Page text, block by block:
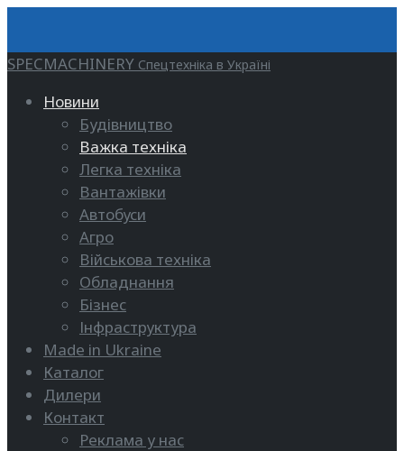
SPECMACHINERY Спецтехніка в Україні
Новини
Будівництво
Важка техніка
Легка техніка
Вантажівки
Автобуси
Агро
Військова техніка
Обладнання
Бізнес
Інфраструктура
Made in Ukraine
Каталог
Дилери
Контакт
Реклама у нас